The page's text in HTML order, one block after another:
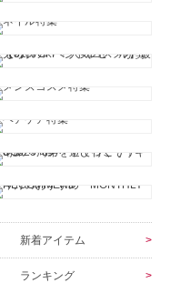
新着アイテム
ランキング